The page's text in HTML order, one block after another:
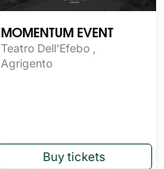
MOMENTUM EVENT
Teatro Dell'Efebo ,
Agrigento